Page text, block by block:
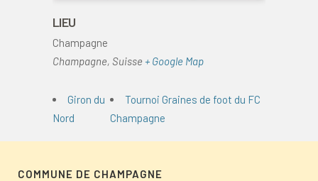
LIEU
Champagne
Champagne, Suisse + Google Map
Giron du
Nord
Tournoi Graines de foot du FC
Champagne
COMMUNE DE CHAMPAGNE